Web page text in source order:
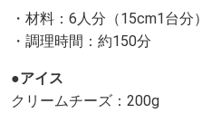
・材料：6人分（15cm1台分）
・調理時間：約150分
●アイス
クリームチーズ：200g